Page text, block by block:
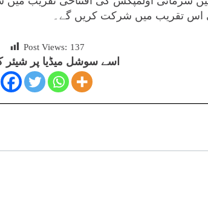
اس تقریب میں شرکت کریں گے۔
Post Views: 137
اسے سوشل میڈیا پر شیئر